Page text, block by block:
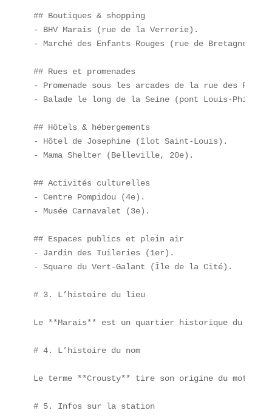
## Boutiques & shopping
- BHV Marais (rue de la Verrerie).
- Marché des Enfants Rouges (rue de Bretagne).
## Rues et promenades
- Promenade sous les arcades de la rue des
- Balade le long de la Seine (pont Louis-
## Hôtels & hébergements
- Hôtel de Josephine (îlot Saint-Louis).
- Mama Shelter (Belleville, 20e).
## Activités culturelles
- Centre Pompidou (4e).
- Musée Carnavalet (3e).
## Espaces publics et plein air
- Jardin des Tuileries (1er).
- Square du Vert-Galant (Île de la Cité).
# 3. L’histoire du lieu
Le **Marais** est un quartier historique du
# 4. L’histoire du nom
Le terme **Crousty** tire son origine du mot «
# 5. Infos sur la station